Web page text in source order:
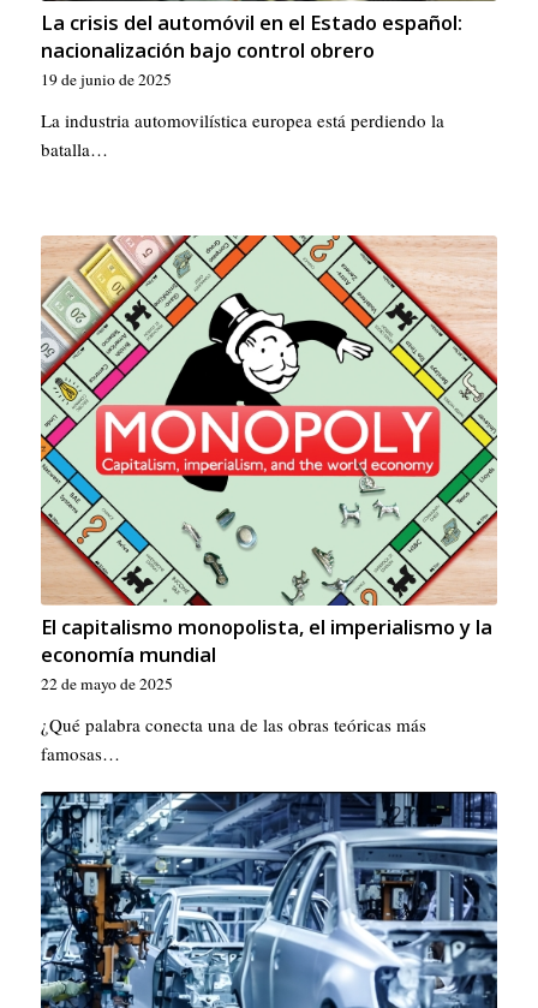
La crisis del automóvil en el Estado español:
nacionalización bajo control obrero
19 de junio de 2025
La industria automovilística europea está perdiendo la
batalla…
El capitalismo monopolista, el imperialismo y la
economía mundial
22 de mayo de 2025
¿Qué palabra conecta una de las obras teóricas más
famosas…